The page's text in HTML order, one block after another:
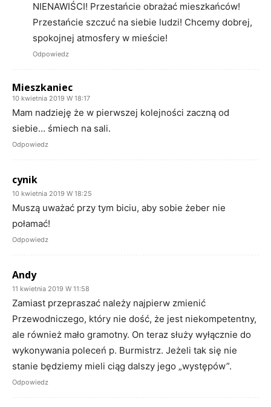
NIENAWIŚCI! Przestańcie obrażać mieszkańców!
Przestańcie szczuć na siebie ludzi! Chcemy dobrej,
spokojnej atmosfery w mieście!
Odpowiedz
Mieszkaniec
10 kwietnia 2019 W 18:17
Mam nadzieję że w pierwszej kolejności zaczną od
siebie… śmiech na sali.
Odpowiedz
cynik
10 kwietnia 2019 W 18:25
Muszą uważać przy tym biciu, aby sobie żeber nie
połamać!
Odpowiedz
Andy
11 kwietnia 2019 W 11:58
Zamiast przepraszać należy najpierw zmienić
Przewodniczego, który nie dość, że jest niekompetentny,
ale również mało gramotny. On teraz służy wyłącznie do
wykonywania poleceń p. Burmistrz. Jeżeli tak się nie
stanie będziemy mieli ciąg dalszy jego „występów”.
Odpowiedz